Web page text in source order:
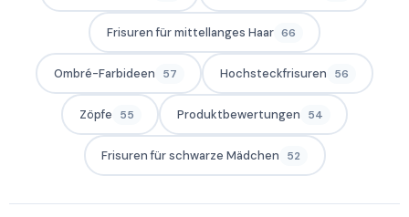
Frisuren für mittellanges Haar 66
Ombré-Farbideen 57 Hochsteckfrisuren 56
Zöpfe 55 Produktbewertungen 54
Frisuren für schwarze Mädchen 52